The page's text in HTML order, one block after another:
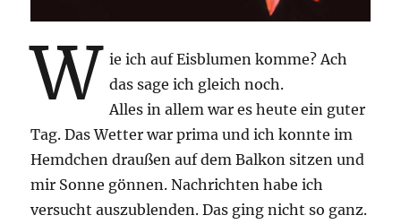
W ie ich auf Eisblumen komme? Ach
das sage ich gleich noch.
Alles in allem war es heute ein guter
Tag. Das Wetter war prima und ich konnte im
Hemdchen draußen auf dem Balkon sitzen und
mir Sonne gönnen. Nachrichten habe ich
versucht auszublenden. Das ging nicht so ganz.